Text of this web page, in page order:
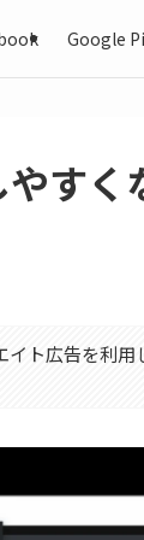
Google
すく
ト広告を利